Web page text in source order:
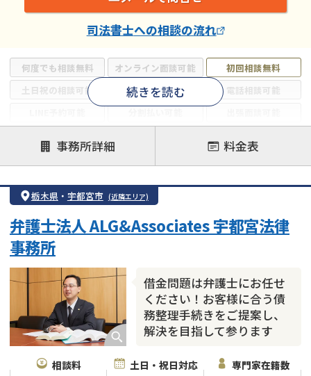
何度でも相談無料 オンライン面談可能
初回相談無料
土日祝の相談可能
19時以降電話可能
電話相談可能
借金返済相談・交渉
自己破産
任意整理
個人再生
時効援用
会社破産・法人破産
住宅ローン
消費者金融・サラ金
カードローン
続きを読む
司法書士への相談の流れ
事務所詳細 料金表
栃木県 ・ 宇都宮市 (近隣エリア)
借金問題は弁護士にお任せ
ください！お客様に合う債
務整理手続きをご提案し、
解決を目指して参ります
弁護士法人 ALG&Associates 宇都宮法律
事務所
相談料 土日・祝日対応 専門家在籍数